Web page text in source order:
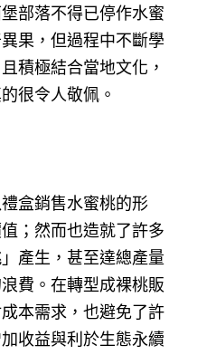
部落不得已停作水蜜
果，但過程中不斷學
積極結合當地文化，
很令人敬佩。
盒銷售水蜜桃的形
；然而也造就了許多
產生，甚至達總產量
費。在轉型成裸桃販
本需求，也避免了許
收益與利於生態永續